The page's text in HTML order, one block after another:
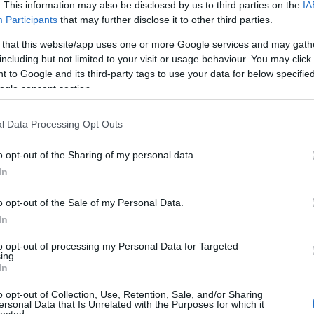
This information may also be disclosed by us to third parties on the
Participants that may further disclose it to other third parties.
that this website/app uses one or more Google services and may
but not limited to your visit or usage behaviour. You may
to Google and its third-party tags to use your data for below
consent section.
Data Processing Opt Outs
opt-out of the Sharing of my personal data.
opt-out of the Sale of my Personal Data.
opt-out of processing my Personal Data for Targeted
opt-out of Collection, Use, Retention, Sale, and/or Sharing
Data that Is Unrelated with the Purposes for which it